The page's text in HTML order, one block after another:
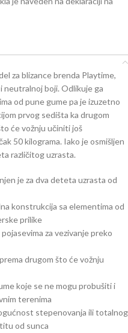
za blizance brenda Playtime,
neutralnoj boji. Odlikuje ga
od pune gume pa je izuzetno
prvog sedišta ka drugom
će vožnju učiniti još
50 kilograma. Iako je osmišljen
različitog uzrasta.
je za dva deteta uzrasta od
konstrukcija sa elementima od
prilike
za vezivanje preko
drugom što će vožnju
koje se ne mogu probušiti i
terenima
stepenovanja ili totalnog
od sunca